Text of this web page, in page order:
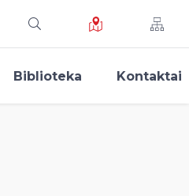
Biblioteka Kontaktai